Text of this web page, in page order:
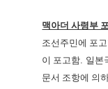
맥아더 사령부
조선주민에 포
이 포고함. 일본
문서 조항에 의